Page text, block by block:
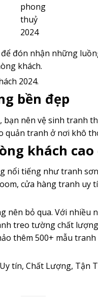
phong
thuỷ
2024
đón nhận những
khách.
2024.
bền đẹp
nên vệ sinh tranh
tranh ở nơi khô
khách
tiếng như tranh
cửa hàng tranh uy
nên bỏ qua. Với
treo tường chất
thêm 500+ mẫu
tín, Chất Lượng, Tận